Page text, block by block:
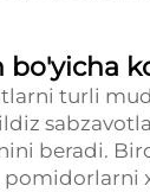
bo'yicha
turli
beradi.
pomidorlarni